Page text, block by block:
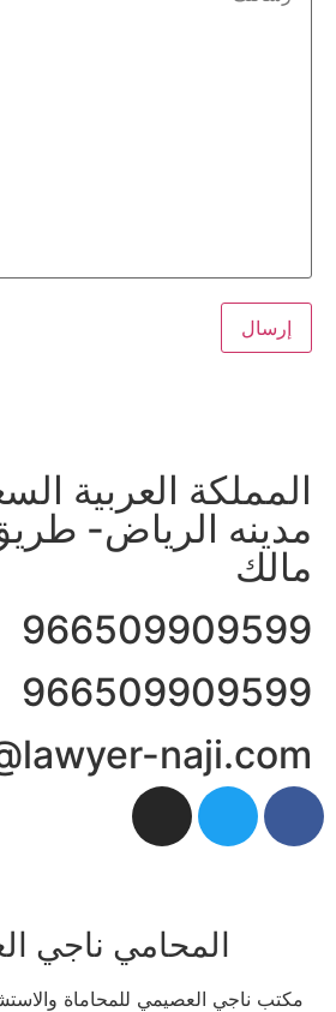
المملكة العربية
مدينه الرياض-
مالك
966509909599
966509909599
naji.com
المحامي ناجي
مكتب ناجي العصيمي للمحاماة